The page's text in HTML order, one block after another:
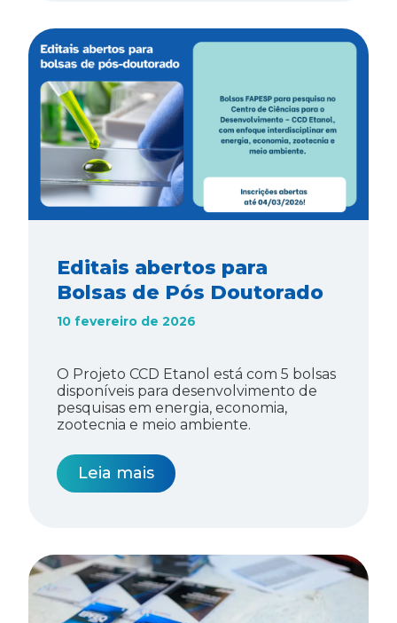
Editais abertos para
Bolsas de Pós Doutorado
10 fevereiro de 2026
O Projeto CCD Etanol está com 5 bolsas
disponíveis para desenvolvimento de
pesquisas em energia, economia,
zootecnia e meio ambiente.
Leia mais